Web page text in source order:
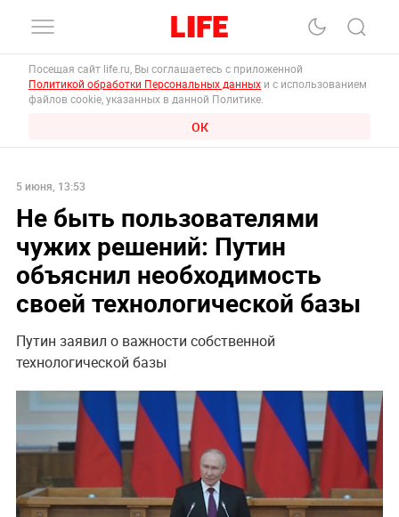
Посещая сайт life.ru, Вы соглашаетесь с приложенной
Политикой обработки Персональных данных и с использованием
файлов cookie, указанных в данной Политике.
ОК
5 июня, 13:53
Не быть пользователями
чужих решений: Путин
объяснил необходимость
своей технологической базы
Путин заявил о важности собственной
технологической базы